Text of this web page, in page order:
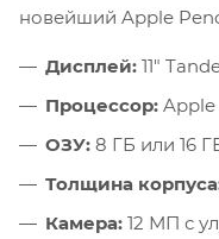
новейший Apple
Дисплей: 11"
Процессор:
ОЗУ: 8 ГБ или 16
Толщина
Камера: 12 МП с